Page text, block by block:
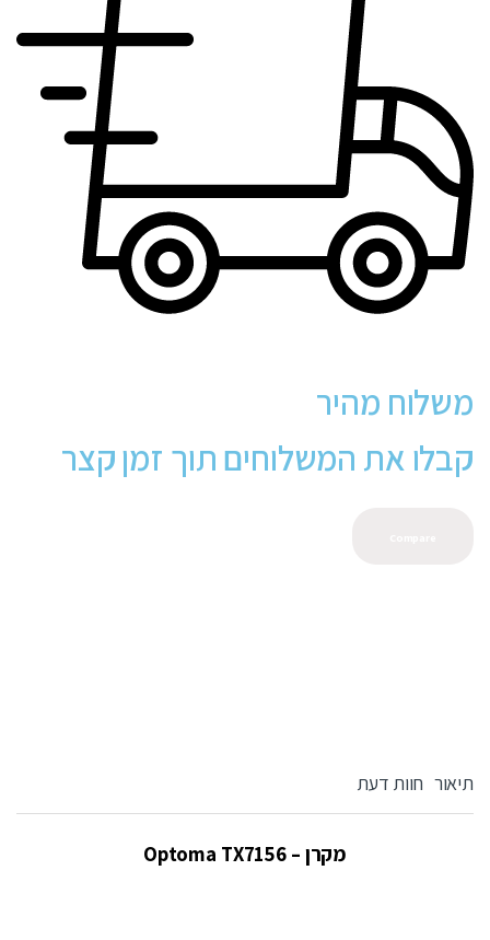
משלוח מהיר
קבלו את המשלוחים תוך זמן קצר
תיאור חוות דעת
מקרן – Optoma TX7156